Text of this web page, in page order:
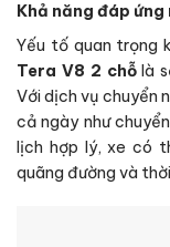
Khả năng đáp
Yếu tố quan trọng
Tera V8 2 chỗlà
Với dịch vụ chuyển
cả ngày như
lịch hợp lý, xe có
quãng đường và